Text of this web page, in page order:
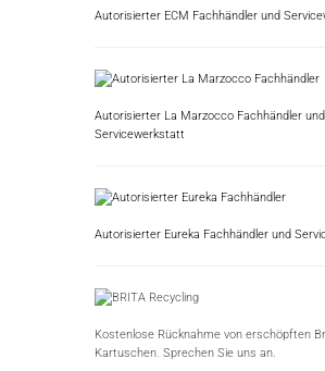
Autorisierter ECM Fachhändler und
Autorisierter La Marzocco Fachhändler und
Servicewerkstatt
Autorisierter Eureka Fachhändler und
Kostenlose Rücknahme von erschöpften
Kartuschen. Sprechen Sie uns an.